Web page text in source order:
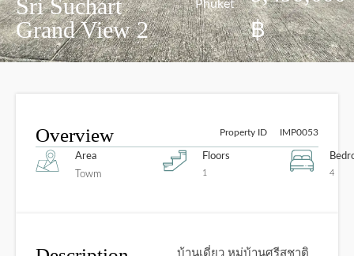
Sri Suchart
Grand View 2
Phuket
฿
Overview Property ID IMP0053
Area
Towm
Floors
1 4
บ้านเดี่ยว หมู่บ้านศรีสุชาติ